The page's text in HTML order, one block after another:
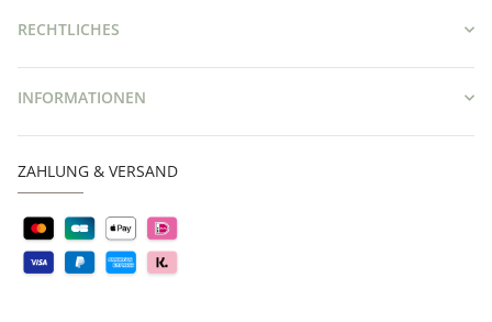
RECHTLICHES
INFORMATIONEN
ZAHLUNG & VERSAND